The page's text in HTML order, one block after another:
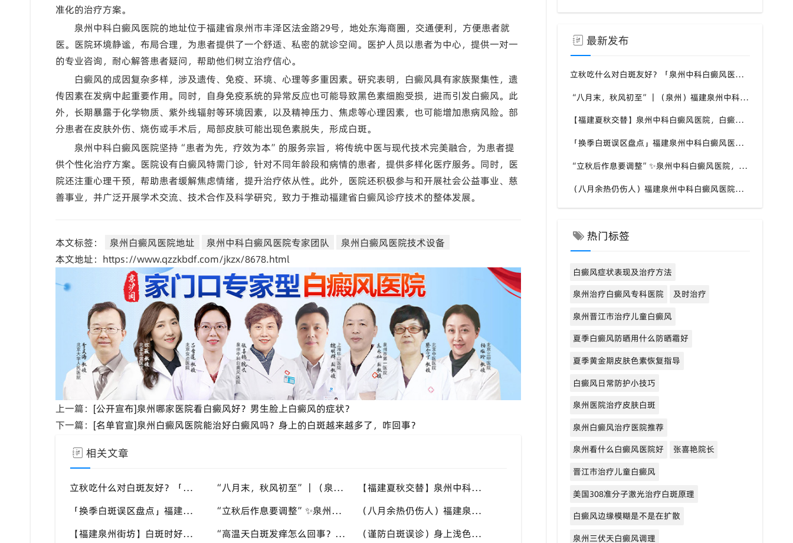
准化的治疗方案。
泉州中科白癜风医院的地址位于福建省泉州市丰泽区法金路29号，地处东海商圈，交通便利，方便患者就
医。医院环境静谧，布局合理，为患者提供了一个舒适、私密的就诊空间。医护人员以患者为中心，提供一对一
的专业咨询，耐心解答患者疑问，帮助他们树立治疗信心。
白癜风的成因复杂多样，涉及遗传、免疫、环境、心理等多重因素。研究表明，白癜风具有家族聚集性，遗
传因素在发病中起重要作用。同时，自身免疫系统的异常反应也可能导致黑色素细胞受损，进而引发白癜风。此
外，长期暴露于化学物质、紫外线辐射等环境因素，以及精神压力、焦虑等心理因素，也可能增加患病风险。部
分患者在皮肤外伤、烧伤或手术后，局部皮肤可能出现色素脱失，形成白斑。
泉州中科白癜风医院坚持“患者为先，疗效为本”的服务宗旨，将传统中医与现代技术完美融合，为患者提
供个性化治疗方案。医院设有白癜风特需门诊，针对不同年龄段和病情的患者，提供多样化医疗服务。同时，医
院还注重心理干预，帮助患者缓解焦虑情绪，提升治疗依从性。此外，医院还积极参与和开展社会公益事业、慈
善事业，并广泛开展学术交流、技术合作及科学研究，致力于推动福建省白癜风诊疗技术的整体发展。
本文标签： 泉州白癜风医院地址 泉州中科白癜风医院专家团队
泉州白癜风医院技术设备
本文地址：https://www.qzzkbdf.com/jkzx/8678.html
上一篇： [公开宣布]泉州哪家医院看白癜风好？男生脸上白癜风的症状？
下一篇： [名单官宣]泉州白癜风医院能治好白癜风吗？身上的白斑越来越多了，咋回事？
相关文章
立秋吃什么对白斑友好？「泉州中科白癜风医院」福建白癜风患者饮食不要盲目忌口 “八月末，秋风初至”｜（泉州）福建泉州中科白癜风医院，聊聊白癜风换季防护关键点
【福建夏秋交替】泉州中科白癜风医院，白癜风患者，入秋之后洗澡习惯也要多注意
「换季白斑误区盘点」福建泉州中科白癜风医院，白斑消长多变，科学对待才是正道
“立秋后作息要调整”✨泉州中科白癜风医院，白癜风患者，不良作息会影响皮肤状态
（八月余热仍伤人）福建泉州中科白癜风医院，白癜风外出，依旧要做好硬防晒措施
【福建泉州街坊】白斑时好时坏反反复复，找不准诱因，泉州中科白癜风医院帮梳理夏季白斑波动各类诱因
“高温天白斑发痒怎么回事？” 多种因素会造成白斑处瘙痒，泉州中科白癜风医院讲解白斑发痒的处理方式 （谨防白斑误诊）身上浅色斑点不一定是白癜风，盲目用药危害皮肤，泉州中科白癜风医院建议先明确白斑类型
最新发布
立秋吃什么对白斑友好？「泉州中科白癜风医院」福建白癜风患者饮食不要盲目忌口
“八月末，秋风初至”｜（泉州）福建泉州中科白癜风医院，聊聊白癜风换季防护关键点
【福建夏秋交替】泉州中科白癜风医院，白癜风患者，入秋之后洗澡习惯也要多注意
「换季白斑误区盘点」福建泉州中科白癜风医院，白斑消长多变，科学对待才是正道
“立秋后作息要调整”✨泉州中科白癜风医院，白癜风患者，不良作息会影响皮肤状态
（八月余热仍伤人）福建泉州中科白癜风医院，白癜风外出，依旧要做好硬防晒措施
热门标签
白癜风症状表现及治疗方法
泉州治疗白癜风专科医院
及时治疗
泉州晋江市治疗儿童白癜风
夏季白癜风防晒用什么防晒霜好
夏季黄金期皮肤色素恢复指导
白癜风日常防护小技巧
泉州医院治疗皮肤白斑
泉州白癜风治疗医院推荐
泉州看什么白癜风医院好
张喜艳院长
晋江市治疗儿童白癜风
美国308准分子激光治疗白斑原理
白癜风边缘模糊是不是在扩散
泉州三伏天白癜风调理